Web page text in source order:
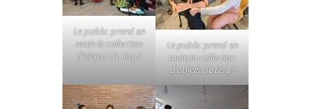
Le public prend en
main la collection
d’objets de Lisa !
Le public prend en
main la collection
d’objets de Lisa !